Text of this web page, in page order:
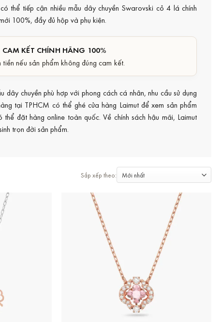
thể tiếp cận nhiều mẫu dây chuyền Swarovski cỏ 4 lá chính
100%, đầy đủ hộp và phụ kiện.
CAM KẾT CHÍNH HÃNG 100%
tiền nếu sản phẩm không đúng cam kết.
dây chuyền phù hợp với phong cách cá nhân, nhu cầu sử dụng
tại TPHCM có thể ghé cửa hàng Laimut để xem sản phẩm
đặt hàng online toàn quốc. Về chính sách hậu mãi, Laimut
trọn đời sản phẩm.